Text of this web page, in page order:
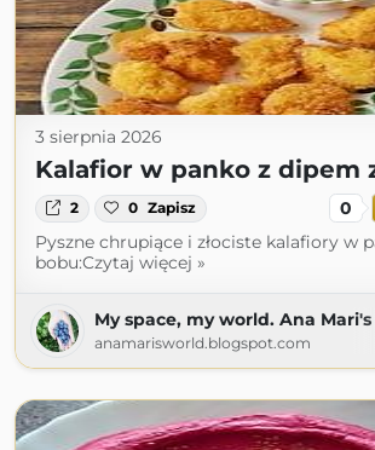
3 sierpnia 2026
Kalafior w panko z dipem
2 0 Zapisz 0
Pyszne chrupiące i złociste kalafiory w
bobu:Czytaj więcej »
My space, my world. Ana
anamarisworld.blogspot.com